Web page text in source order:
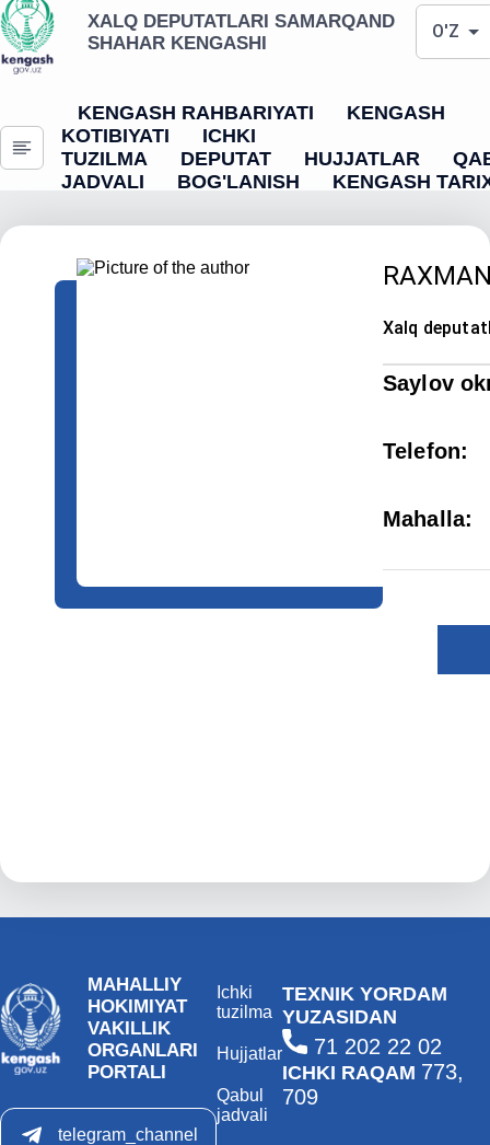
XALQ DEPUTATLARI SAMARQAND
SHAHAR KENGASHI
O'Z
KENGASH RAHBARIYATI
KENGASH
KOTIBIYATI
ICHKI
TUZILMA
DEPUTAT HUJJATLAR
JADVALI
BOG'LANISH KENGASH
Xalq
Saylov
Telefon:
Mahalla:
MAHALLIY
HOKIMIYAT
VAKILLIK
ORGANLARI
PORTALI
telegram_channel
Ichki
tuzilma
Hujjatlar
Qabul
jadvali
TEXNIK YORDAM
YUZASIDAN
71 202 22 02
ICHKI RAQAM 773,
709